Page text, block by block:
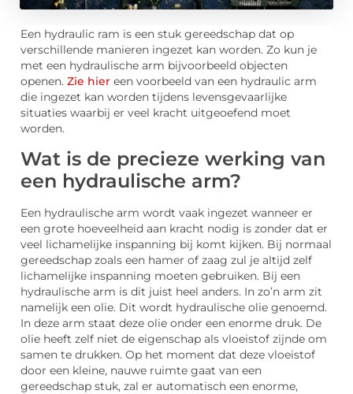
Een hydraulic ram is een stuk gereedschap dat op
verschillende manieren ingezet kan worden. Zo kun je
met een hydraulische arm bijvoorbeeld objecten
openen. Zie hier een voorbeeld van een hydraulic arm
die ingezet kan worden tijdens levensgevaarlijke
situaties waarbij er veel kracht uitgeoefend moet
worden.
Wat is de precieze werking van
een hydraulische arm?
Een hydraulische arm wordt vaak ingezet wanneer er
een grote hoeveelheid aan kracht nodig is zonder dat er
veel lichamelijke inspanning bij komt kijken. Bij normaal
gereedschap zoals een hamer of zaag zul je altijd zelf
lichamelijke inspanning moeten gebruiken. Bij een
hydraulische arm is dit juist heel anders. In zo’n arm zit
namelijk een olie. Dit wordt hydraulische olie genoemd.
In deze arm staat deze olie onder een enorme druk. De
olie heeft zelf niet de eigenschap als vloeistof zijnde om
samen te drukken. Op het moment dat deze vloeistof
door een kleine, nauwe ruimte gaat van een
gereedschap stuk, zal er automatisch een enorme,